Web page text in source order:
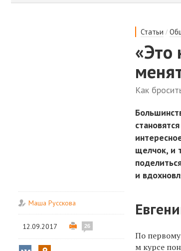
Статьи /
«Это
Как
щелчок, и
и
Маша Русскова
12.09.2017 26
По
м курсе